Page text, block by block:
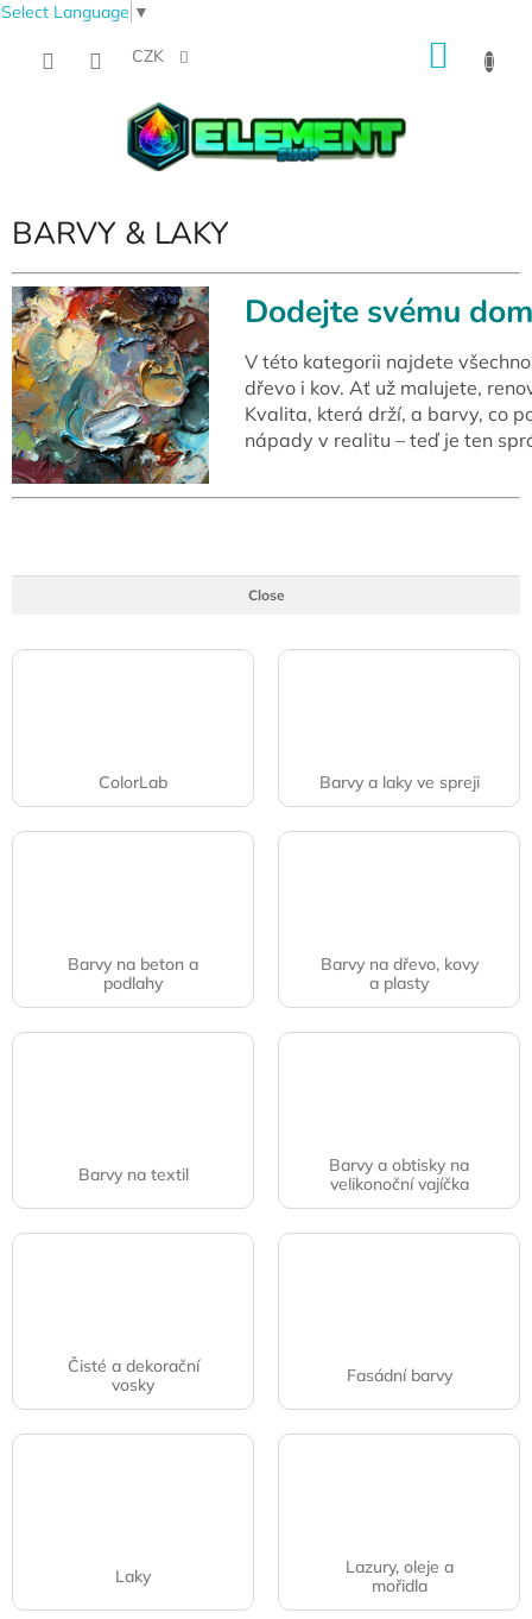
Select Language ▼
CZK
BARVY & LAKY
Dodejte svému
V této kategorii najdete
dřevo i kov. Ať už malujete,
Kvalita, která drží, a barvy, co
nápady v realitu – teď je ten
Close
ColorLab Barvy a laky ve spreji
Barvy na beton a
podlahy
Barvy na dřevo, kovy
a plasty
Barvy na textil
Barvy a obtisky na
velikonoční vajíčka
Čisté a dekorační
vosky
Fasádní barvy
Laky
Lazury, oleje a
mořidla